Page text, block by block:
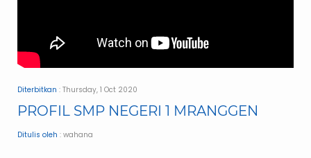
Diterbitkan : Thursday, 1 Oct 2020
PROFIL SMP NEGERI 1 MRANGGEN
Ditulis oleh : wahana